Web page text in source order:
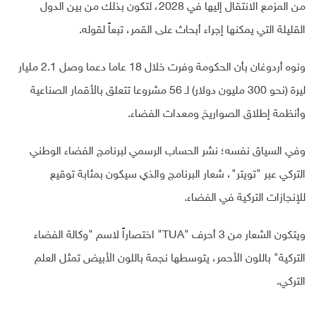
من المزمع الانتقال إليها في 2028، لتكون بذلك من بين الدول
القليلة التي يمكنها إجراء أبحاث على القمر، تبعاً لقوله.
ونوه أردوغان بأن الحكومة وفرت خلال 18 عاما دعما وصل 2.1 مليار
ليرة (نحو 300 مليون دولار) لـ 56 مشروعا تتعلق بالأقمار الصناعية
وأنظمة إطلاق الصواريخ ومعدات الفضاء.
وفي السياق نفسه؛ نشر الحساب الرسمي لبرنامج الفضاء الوطني
التركي عبر "تويتر"، شعار البرنامج والذي سيكون بمثابة توقيع
للإنجازات التركية في الفضاء.
ويتكون الشعار من 3 أحرف "TUA" اختصاراً لاسم "وكالة الفضاء
التركية" باللون الأحمر، يتوسطها نجمة باللون الأبيض تمثل العلم
التركي.